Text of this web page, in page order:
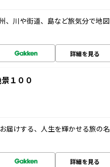
、川や街道、島など旅気分で地図
詳細を見る
１００
届けする、人生を輝かせる旅の名
詳細を見る